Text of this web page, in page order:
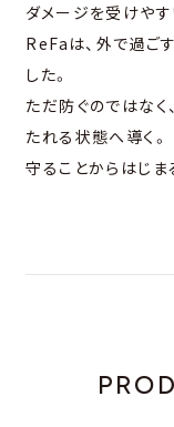
ダメージを受けや
ReFaは、外で過ご
した。
ただ防ぐのではなく
たれる状態へ導く。
守ることからはじま